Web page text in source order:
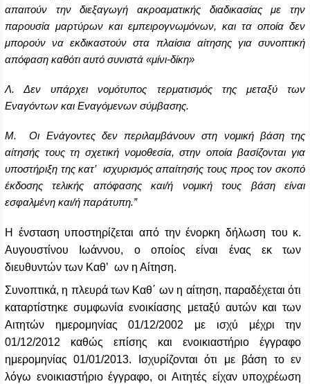
απαιτούν την διεξαγωγή ακροαματικής διαδικασίας με την
παρουσία μαρτύρων και εμπειρογνωμόνων, και τα οποία δεν
μπορούν να εκδικαστούν στα πλαίσια αίτησης για συνοπτική
απόφαση καθότι αυτό συνιστά «μίνι-δίκη»
Λ. Δεν υπάρχει νομότυπος τερματισμός της μεταξύ των
Εναγόντων και Εναγόμενων σύμβασης.
Μ. Οι Ενάγοντες δεν περιλαμβάνουν στη νομική βάση της
αίτησής τους τη σχετική νομοθεσία, στην οποία βασίζονται για
υποστήριξη της κατ’ ισχυρισμός απαίτησής τους προς τον σκοπό
έκδοσης τελικής απόφασης και/ή νομική τους βάση είναι
εσφαλμένη και/ή παράτυπη.”
Η ένσταση υποστηρίζεται από την ένορκη δήλωση του κ.
Aυγουστίνου Ιωάννου, ο οποίος είναι ένας εκ των
διευθυντών των Καθ’ ων η Αίτηση.
Συνοπτικά, η πλευρά των Καθ΄ ων η αίτηση, παραδέχεται ότι
καταρτίστηκε συμφωνία ενοικίασης μεταξύ αυτών και των
Αιτητών ημερομηνίας 01/12/2002 με ισχύ μέχρι την
01/12/2012 καθώς επίσης και ενοικιαστήριο έγγραφο
ημερομηνίας 01/01/2013. Ισχυρίζονται ότι με βάση το εν
λόγω ενοικιαστήριο έγγραφο, οι Αιτητές είχαν υποχρέωση